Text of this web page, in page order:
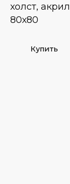
холст, акрил
80х80
Купить